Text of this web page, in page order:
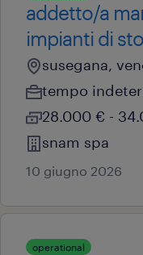
addetto/a
impianti di
susegana,
tempo
28.000 € -
snam spa
10 giugno 2026
operational